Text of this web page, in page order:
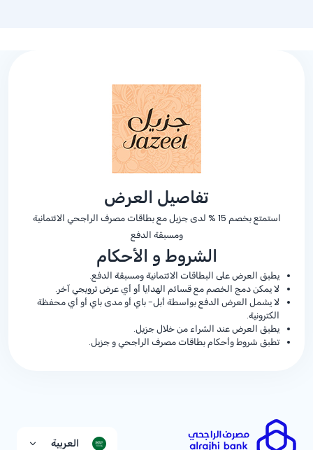
تفاصيل العرض
استمتع بخصم % 15 لدى جزيل مع بطاقات مصرف الراجحي الائتمانية
ومسبقة الدفع
الشروط و الأحكام
يطبق العرض على البطاقات الائتمانية ومسبقة الدفع.
لا يمكن دمج الخصم مع قسائم الهدايا أو أي عرض ترويجي آخر.
لا يشمل العرض الدفع بواسطة أبل- باي أو مدى باي أو أي محفظة
الكترونية.
يطبق العرض عند الشراء من خلال جزيل.
تطبق شروط وأحكام بطاقات مصرف الراجحي و جزيل.
العربية